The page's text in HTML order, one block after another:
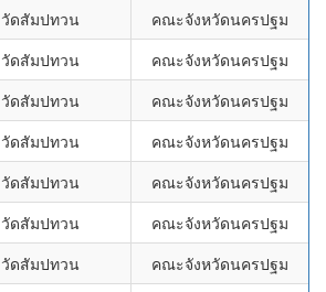
วัดสัมปทวน
คณะจังหวัดนครปฐม
วัดสัมปทวน
คณะจังหวัดนครปฐม
วัดสัมปทวน
คณะจังหวัดนครปฐม
วัดสัมปทวน
คณะจังหวัดนครปฐม
วัดสัมปทวน
คณะจังหวัดนครปฐม
วัดสัมปทวน
คณะจังหวัดนครปฐม
วัดสัมปทวน
คณะจังหวัดนครปฐม